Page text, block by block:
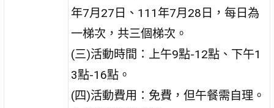
年7月27日、111年7月28日，每日為
一梯次，共三個梯次。
(三)活動時間：上午9點-12點、下午1
3點-16點。
(四)活動費用：免費，但午餐需自理。